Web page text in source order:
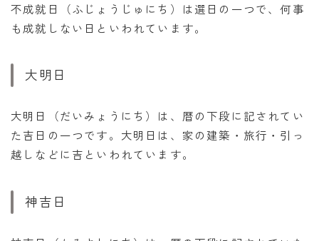
不成就日（ふじょうじゅにち）は選日の一つで、何事
も成就しない日といわれています。
大明日
大明日（だいみょうにち）は、暦の下段に記されてい
た吉日の一つです。大明日は、家の建築・旅行・引っ
越しなどに吉といわれています。
神吉日